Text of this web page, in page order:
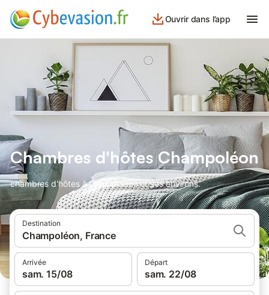
Ouvrir dans l’app
Chambres d'hôtes Champoléon
chambres d'hôtes à Champoléon et ses environs.
Destination
Champoléon, France
Arrivée
sam. 15/08
Départ
sam. 22/08